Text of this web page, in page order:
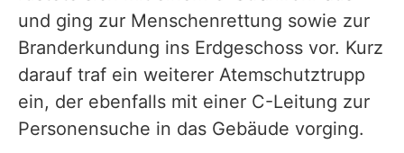
und ging zur Menschenrettung sowie zur
Branderkundung ins Erdgeschoss vor. Kurz
darauf traf ein weiterer Atemschutztrupp
ein, der ebenfalls mit einer C-Leitung zur
Personensuche in das Gebäude vorging.